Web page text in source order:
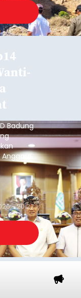
Badung
Anggaran
dalam
- 20:27